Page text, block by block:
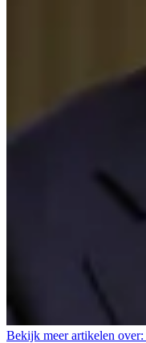
Bekijk meer artikelen over: